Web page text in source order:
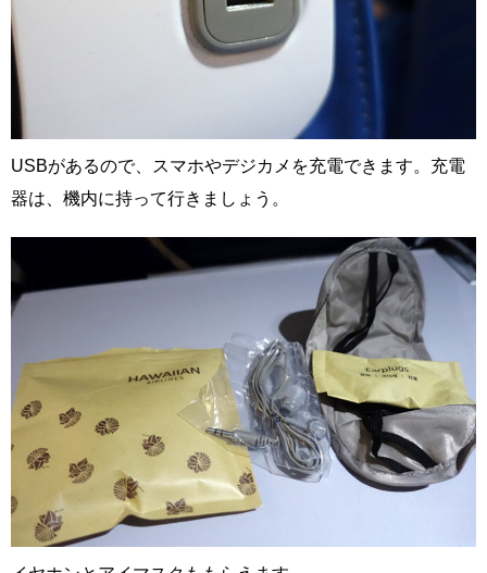
USBがあるので、スマホやデジカメを充電できます。充電
器は、機内に持って行きましょう。